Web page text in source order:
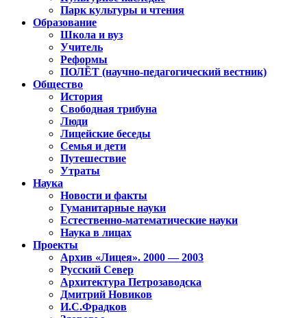
Парк культуры и чтения
Образование
Школа и вуз
Учитель
Реформы
ПОЛЁТ (научно-педагогический вестник)
Общество
История
Свободная трибуна
Люди
Лицейские беседы
Семья и дети
Путешествие
Утраты
Наука
Новости и факты
Гуманитарные науки
Естественно-математические науки
Наука в лицах
Проекты
Архив «Лицея». 2000 — 2003
Русский Север
Архитектура Петрозаводска
Дмитрий Новиков
И.С.Фрадков